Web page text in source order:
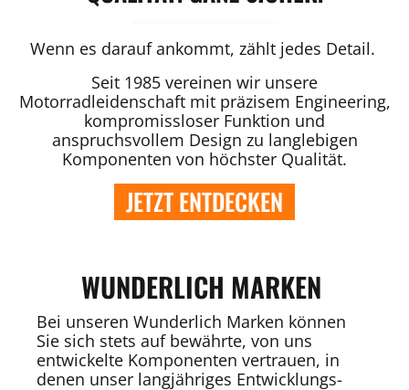
Wenn es darauf ankommt, zählt jedes Detail.
Seit 1985 vereinen wir unsere
Motorradleidenschaft mit präzisem Engineering,
kompromissloser Funktion und
anspruchsvollem Design zu langlebigen
Komponenten von höchster Qualität.
JETZT ENTDECKEN
WUNDERLICH MARKEN
Bei unseren Wunderlich Marken können
Sie sich stets auf bewährte, von uns
entwickelte Komponenten vertrauen, in
denen unser langjähriges Entwicklungs-